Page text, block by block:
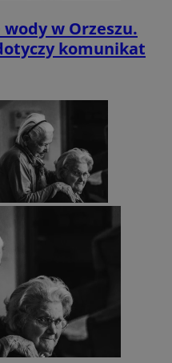
w Orzeszu.
komunikat